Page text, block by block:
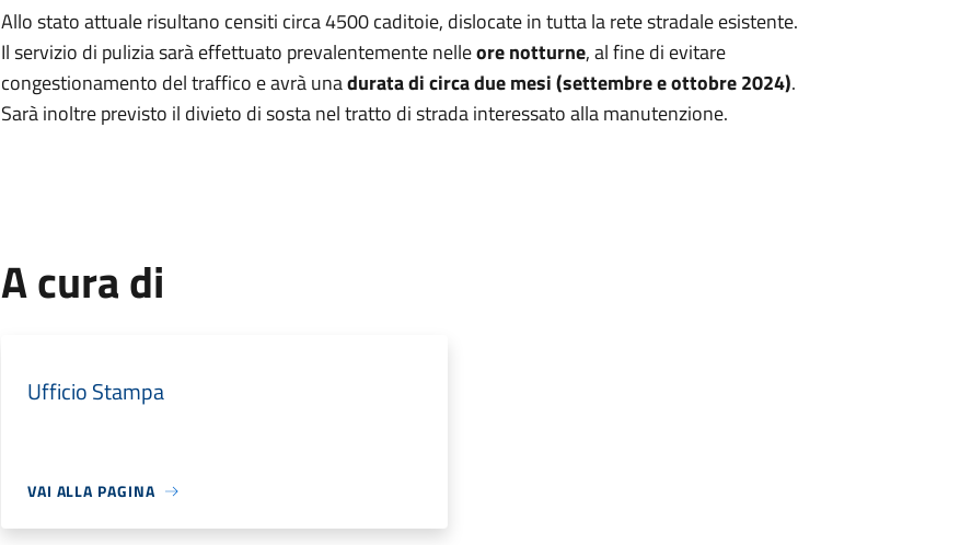
Allo stato attuale risultano censiti circa 4500 caditoie, dislocate in tutta la rete stradale esistente.
Il servizio di pulizia sarà effettuato prevalentemente nelleore notturne, al fine di evitare
congestionamento del traffico e avrà unadurata di circa due mesi (settembre e ottobre 2024).
Sarà inoltre previsto il divieto di sosta nel tratto di strada interessato alla manutenzione.
A cura di
Ufficio Stampa
VAI ALLA PAGINA